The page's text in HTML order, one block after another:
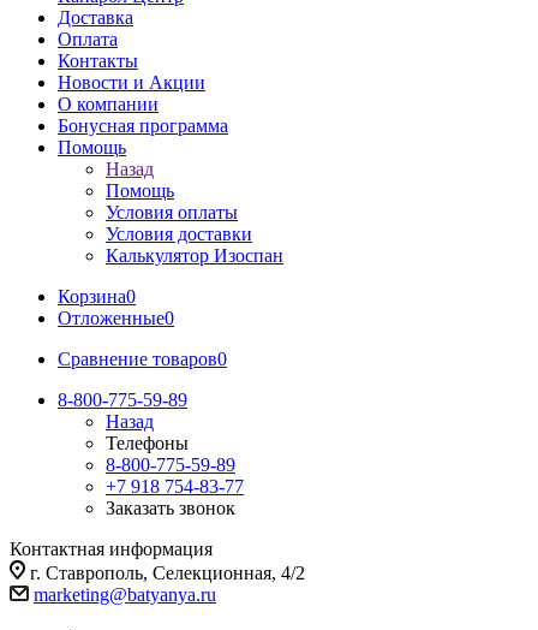
Доставка
Оплата
Контакты
Новости и Акции
О компании
Бонусная программа
Помощь
Назад
Помощь
Условия оплаты
Условия доставки
Калькулятор Изоспан
Корзина0
Отложенные0
Сравнение товаров0
8-800-775-59-89
Назад
Телефоны
8-800-775-59-89
+7 918 754-83-77
Заказать звонок
Контактная информация
г. Ставрополь, Селекционная, 4/2
marketing@batyanya.ru